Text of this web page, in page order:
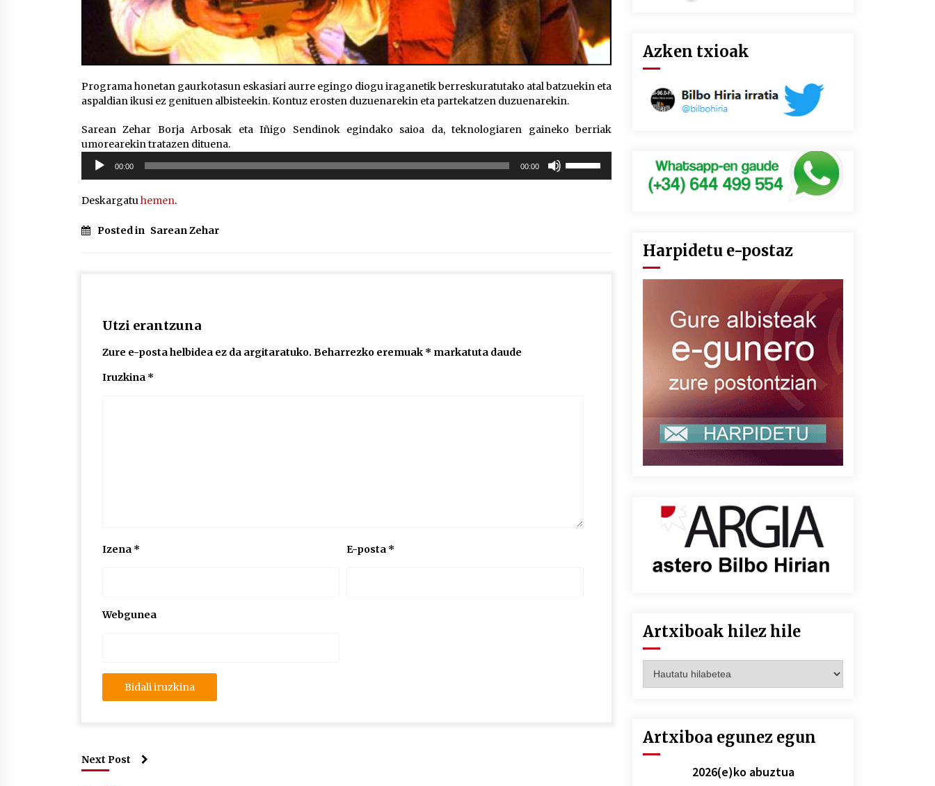
Programa honetan gaurkotasun eskasiari aurre egingo diogu iraganetik berreskuratutako atal batzuekin eta
aspaldian ikusi ez genituen albisteekin. Kontuz erosten duzuenarekin eta partekatzen duzuenarekin.
Sarean Zehar Borja Arbosak eta Iñigo Sendinok egindako saioa da, teknologiaren gaineko berriak
umorearekin tratazen dituena.
Soinu
erreproduzigailua
00:00 00:00
gora/behera
Deskargatu hemen.
Posted in Sarean Zehar
Utzi erantzuna
Zure e-posta helbidea ez da argitaratuko. Beharrezko eremuak * markatuta daude
Iruzkina *
Izena * E-posta *
Webgunea
Next Post
Azken txioak
Harpidetu e-postaz
Artxiboak hilez hile
hilez
Artxiboa egunez egun
2026(e)ko abuztua